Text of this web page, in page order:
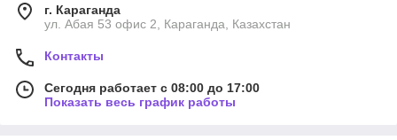
г. Караганда
ул. Абая 53 офис 2, Караганда, Казахстан
Контакты
Сегодня работает с 08:00 до 17:00
Показать весь график работы